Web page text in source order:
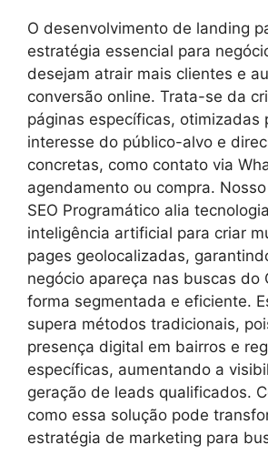
O desenvolvimento de landing
estratégia essencial para
desejam atrair mais clientes e
conversão online. Trata-se da
páginas específicas, otimizadas
interesse do público-alvo e
concretas, como contato via
agendamento ou compra.
SEO Programático alia
inteligência artificial para criar
pages geolocalizadas,
negócio apareça nas buscas do
forma segmentada e eficiente.
supera métodos tradicionais,
presença digital em bairros e
específicas, aumentando a
geração de leads qualificados.
como essa solução pode
estratégia de marketing para